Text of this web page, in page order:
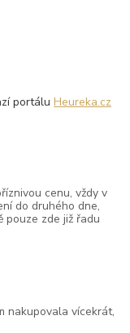
portáluHeureka.cz
cenu, vždy v
do druhého dne,
pouze zde již řadu
nakupovala vícekrát,